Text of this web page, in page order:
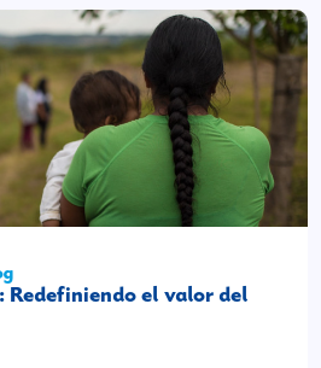
Redefiniendo el valor del